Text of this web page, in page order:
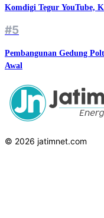
Komdigi Tegur YouTube,
#5
Pembangunan Gedung
Awal
© 2026 jatimnet.com